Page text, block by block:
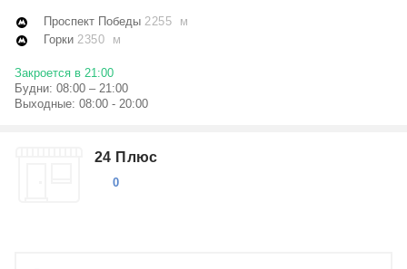
Проспект Победы 2255 м
Горки 2350 м
Закроется в 21:00
Будни: 08:00 – 21:00
Выходные: 08:00 - 20:00
24 Плюс
0